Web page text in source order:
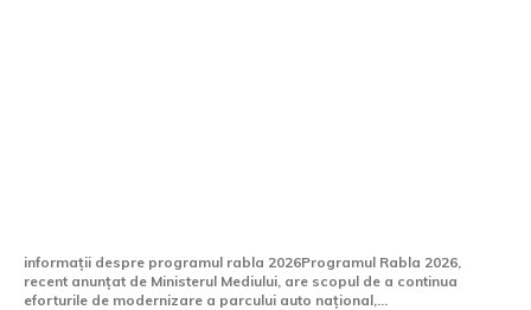
informații despre programul rabla 2026Programul Rabla 2026,
recent anunțat de Ministerul Mediului, are scopul de a continua
eforturile de modernizare a parcului auto național,...